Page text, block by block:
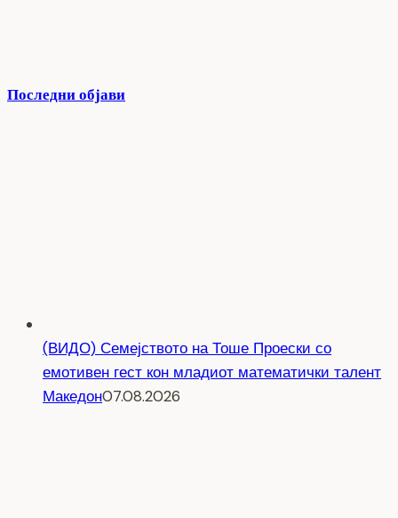
Последни објави
(ВИДО) Семејството на Тоше Проески со
емотивен гест кон младиот математички талент
Македон07.08.2026